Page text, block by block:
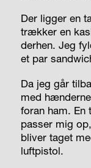
Der ligger en
trækker en
derhen. Jeg
et par
Da jeg går
med
foran ham. En
passer mig
bliver taget
luftpistol.